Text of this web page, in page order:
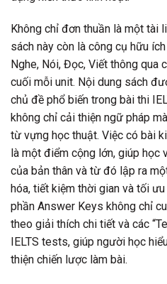
Không chỉ đơn thuần là một tài
sách này còn là công cụ hữu
Nghe, Nói, Đọc, Viết thông qua
cuối mỗi unit. Nội dung sách
chủ đề phổ biến trong bài thi
không chỉ cải thiện ngữ pháp
từ vựng học thuật. Việc có bài
là một điểm cộng lớn, giúp học
của bản thân và từ đó lập ra
hóa, tiết kiệm thời gian và tối
phần Answer Keys không chỉ
theo giải thích chi tiết và các
IELTS tests, giúp người học
thiện chiến lược làm bài.